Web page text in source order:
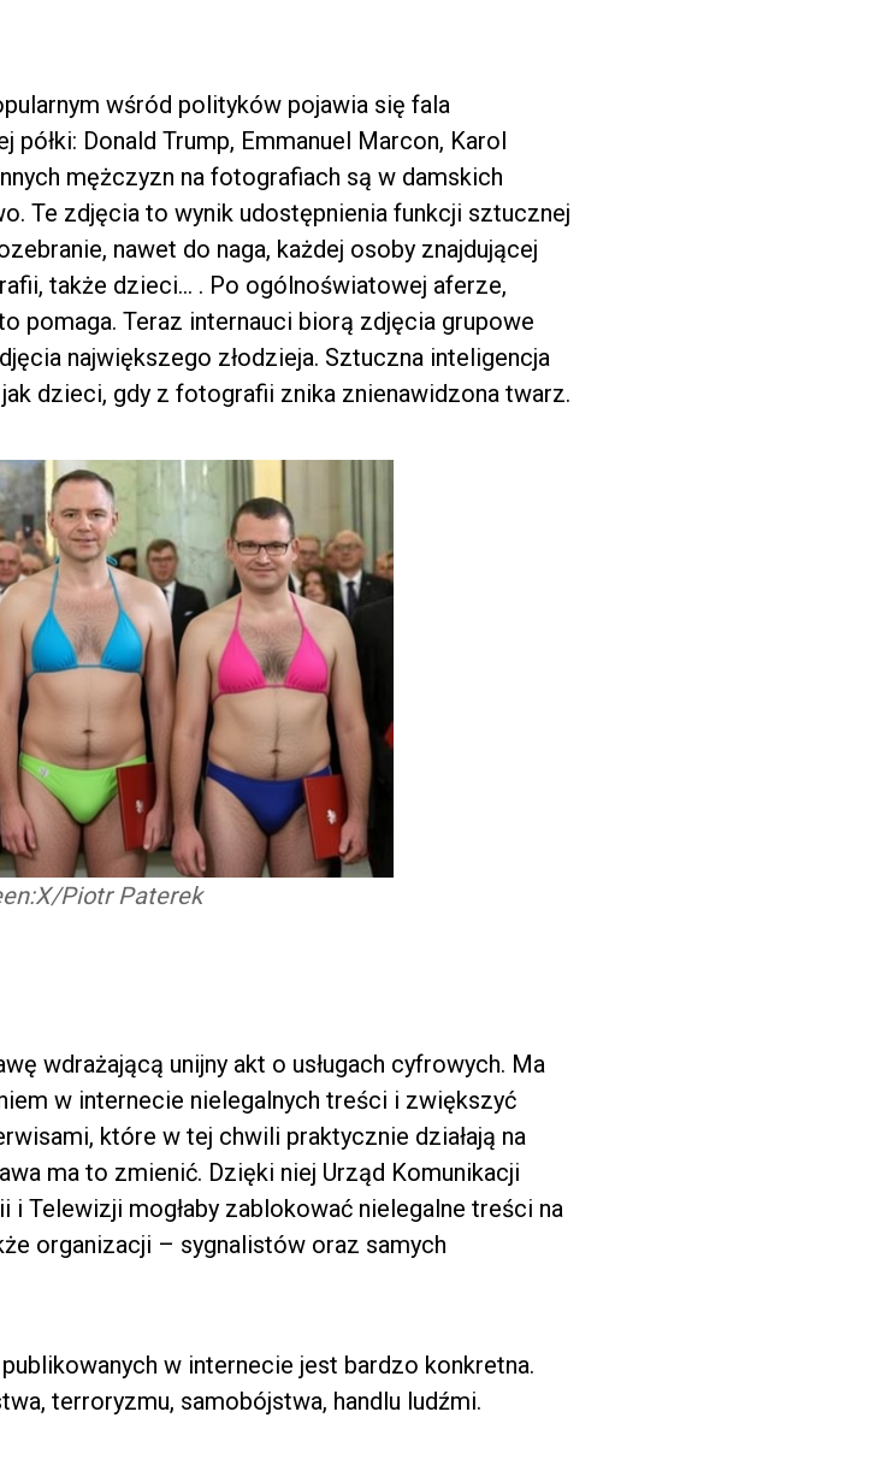
wśród polityków pojawia się fala
półki: Donald Trump, Emmanuel Marcon, Karol
mężczyzn na fotografiach są w damskich
Te zdjęcia to wynik udostępnienia funkcji sztucznej
nawet do naga, każdej osoby znajdującej
także dzieci… . Po ogólnoświatowej aferze,
pomaga. Teraz internauci biorą zdjęcia grupowe
największego złodzieja. Sztuczna inteligencja
dzieci, gdy z fotografii znika znienawidzona twarz.
Piotr Paterek
wdrażającą unijny akt o usługach cyfrowych. Ma
w internecie nielegalnych treści i zwiększyć
które w tej chwili praktycznie działają na
ma to zmienić. Dzięki niej Urząd Komunikacji
i Telewizji mogłaby zablokować nielegalne treści na
organizacji – sygnalistów oraz samych
w internecie jest bardzo konkretna.
terroryzmu, samobójstwa, handlu ludźmi.